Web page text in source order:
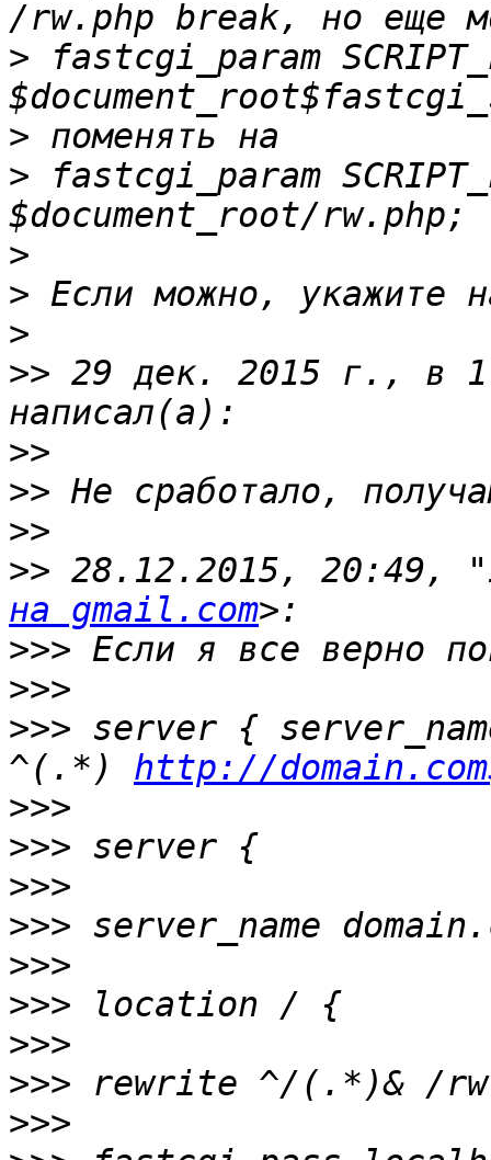
> fastcgi_param
>
> fastcgi_param
>
>
>
>> 29 дек. 2015 г., в
>>
>>
>>
>> 28.12.2015, 20:49,
на gmail.com
>>>
>>>
>>> server {
^(.*) http://
>>>
>>>
>>>
>>>
>>>
>>>
>>>
>>>
>>>